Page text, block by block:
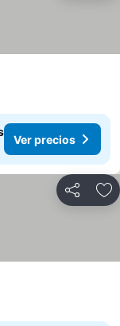
Ver precios
Compartir